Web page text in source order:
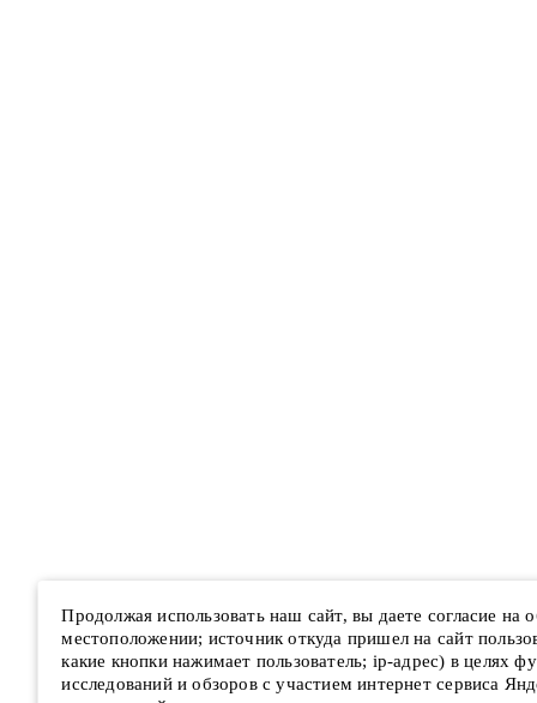
Продолжая использовать наш сайт, вы даете согласие на
местоположении; источник откуда пришел на сайт
какие кнопки нажимает пользователь; ip-адрес) в целях
исследований и обзоров с участием интернет сервиса